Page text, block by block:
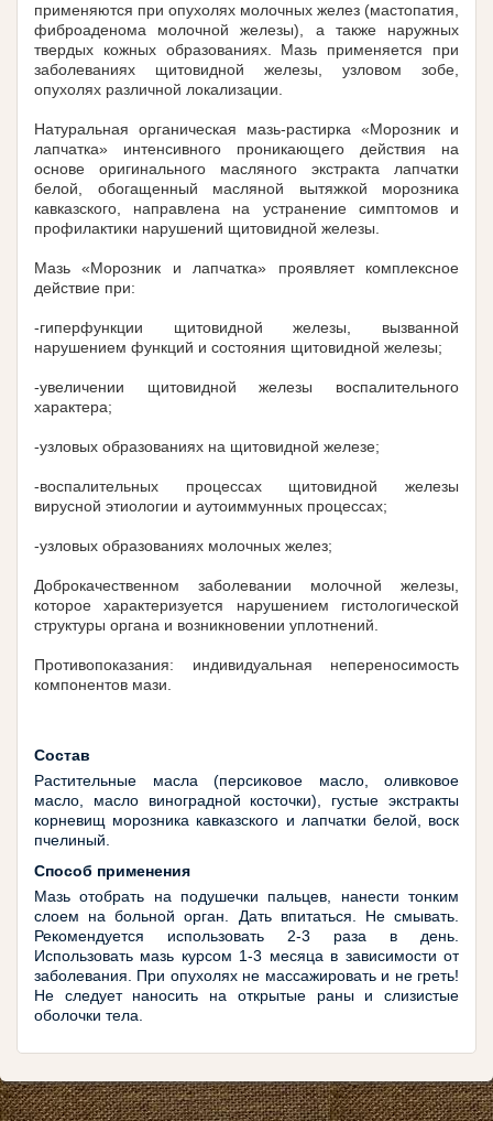
применяются при опухолях молочных желез (мастопатия,
фиброаденома молочной железы), а также наружных
твердых кожных образованиях. Мазь применяется при
заболеваниях щитовидной железы, узловом зобе,
опухолях различной локализации.
Натуральная органическая мазь-растирка «Морозник и
лапчатка» интенсивного проникающего действия на
основе оригинального масляного экстракта лапчатки
белой, обогащенный масляной вытяжкой морозника
кавказского, направлена на устранение симптомов и
профилактики нарушений щитовидной железы.
Мазь «Морозник и лапчатка» проявляет комплексное
действие при:
-гиперфункции щитовидной железы, вызванной
нарушением функций и состояния щитовидной железы;
-увеличении щитовидной железы воспалительного
характера;
-узловых образованиях на щитовидной железе;
-воспалительных процессах щитовидной железы
вирусной этиологии и аутоиммунных процессах;
-узловых образованиях молочных желез;
Доброкачественном заболевании молочной железы,
которое характеризуется нарушением гистологической
структуры органа и возникновении уплотнений.
Противопоказания: индивидуальная непереносимость
компонентов мази.
Состав
Растительные масла (персиковое масло, оливковое
масло, масло виноградной косточки), густые экстракты
корневищ морозника кавказского и лапчатки белой, воск
пчелиный.
Способ применения
Мазь отобрать на подушечки пальцев, нанести тонким
слоем на больной орган. Дать впитаться. Не смывать.
Рекомендуется использовать 2-3 раза в день.
Использовать мазь курсом 1-3 месяца в зависимости от
заболевания. При опухолях не массажировать и не греть!
Не следует наносить на открытые раны и слизистые
оболочки тела.